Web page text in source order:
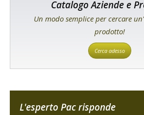
Catalogo Aziende e
Un modo semplice per cercare
prodotto!
Cerca adesso
L'esperto Pac risponde